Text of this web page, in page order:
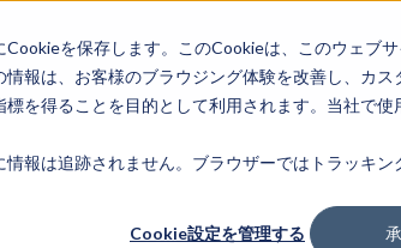
を保存します。このCookieは、このウェブ
報は、お客様のブラウジング体験を改善し、カ
を得ることを目的として利用されます。当社で使
報は追跡されません。ブラウザーではトラッキ
Cookie設定を管理する